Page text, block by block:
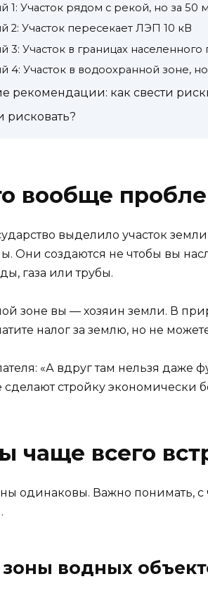
1: Участок рядом с рекой, но за 50
2: Участок пересекает ЛЭП 10 кВ
3: Участок в границах
4: Участок в водоохранной зоне,
рекомендации: как свести
рисковать?
вообще
выделило участок
Они создаются не чтобы вы
газа или трубы.
зоне вы — хозяин земли. В
налог за землю, но не
«А вдруг там нельзя
сделают стройку экономически
чаще всего
одинаковы. Важно понимать,
водных